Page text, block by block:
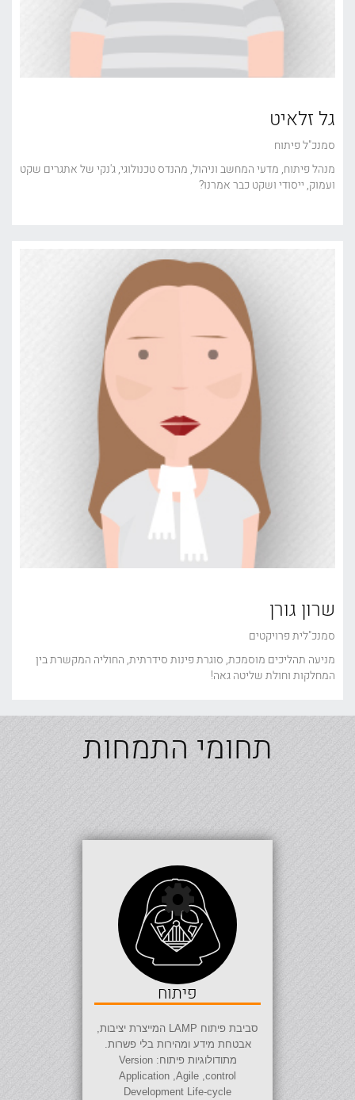
גל זלאיט
סמנכ"ל פיתוח
מנהל פיתוח, מדעי המחשב וניהול, מהנדס טכנולוגי, ג'נקי של אתגרים שקט
ועמוק, ייסודי ושקט כבר אמרנו?
שרון גורן
סמנכ"לית פרויקטים
מניעה תהליכים מוסמכת, סוגרת פינות סידרתית, החוליה המקשרת בין
המחלקות וחולת שליטה גאה!
תחומי התמחות
פיתוח
סביבת פיתוח LAMP
המייצרת יציבות,
אבטחת מידע ומהירות בלי פשרות.
מתודולוגיות פיתוח:Version
control
Agile
Application
Development Life-cycle